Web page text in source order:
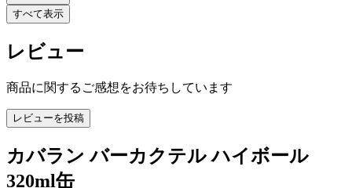
すべて表示
レビュー
商品に関するご感想をお待ちしています
レビューを投稿
カバラン バーカクテル ハイボール
320ml缶